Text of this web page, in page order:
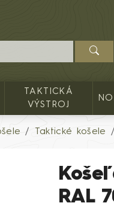
TAKTICKÁ
VÝSTROJ
Taktické košele
RAL